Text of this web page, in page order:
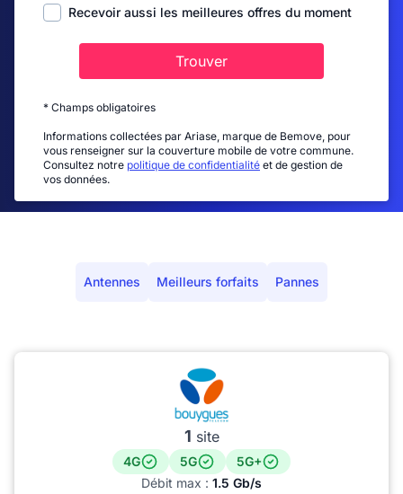
Recevoir aussi les meilleures offres du moment
Trouver
* Champs obligatoires
Informations collectées par Ariase, marque de Bemove, pour
vous renseigner sur la couverture mobile de votre commune.
Consultez notre politique de confidentialité et de gestion de
vos données.
Antennes Meilleurs forfaits Pannes
1 site
4G 5G
5G+
Débit max : 1.5 Gb/s